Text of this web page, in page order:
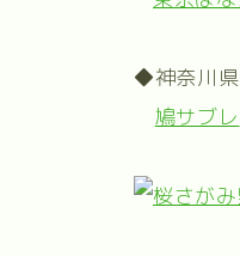
◆神奈川県
鳩サブレ